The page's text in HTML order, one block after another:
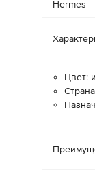
Hermes
Цвет: